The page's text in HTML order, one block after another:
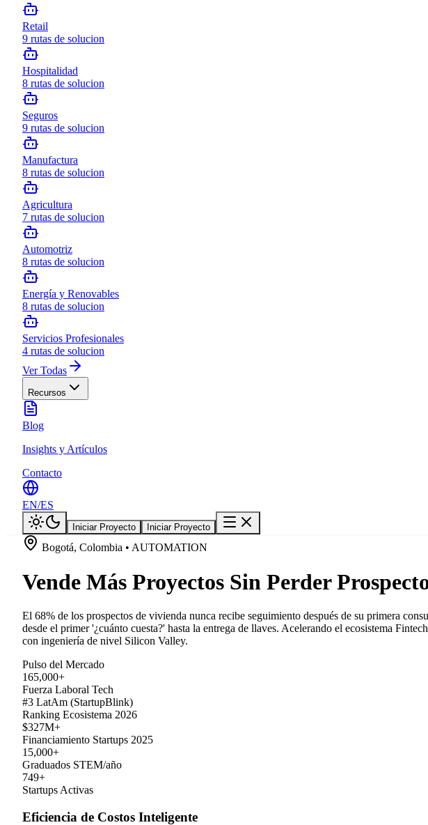
Retail
9 rutas de solucion
Hospitalidad
8 rutas de solucion
Seguros
9 rutas de solucion
Manufactura
8 rutas de solucion
Agricultura
7 rutas de solucion
Automotriz
8 rutas de solucion
Energía y Renovables
8 rutas de solucion
Servicios Profesionales
4 rutas de solucion
Ver Todas
Recursos
Blog
Insights y Artículos
Contacto
EN/ES
Iniciar Proyecto Iniciar Proyecto
Bogotá, Colombia • AUTOMATION
Vende Más Proyectos Sin Perder
El 68% de los prospectos de vivienda nunca recibe seguimiento después de su primera
desde el primer '¿cuánto cuesta?' hasta la entrega de llaves. Acelerando el ecosistema
con ingeniería de nivel Silicon Valley.
Pulso del Mercado
165,000+
Fuerza Laboral Tech
#3 LatAm (StartupBlink)
Ranking Ecosistema 2026
$327M+
Financiamiento Startups 2025
15,000+
Graduados STEM/año
749+
Startups Activas
Eficiencia de Costos Inteligente